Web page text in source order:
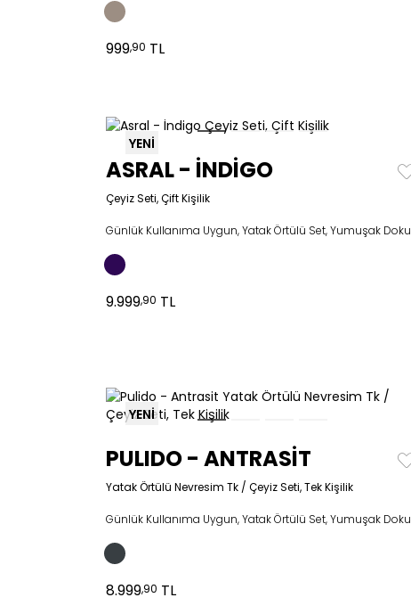
999,90 TL
YENİ
ASRAL - İNDİGO
Çeyiz Seti, Çift Kişilik
Günlük Kullanıma Uygun, Yatak Örtülü Set, Yumuşak Doku
9.999,90 TL
YENİ
PULIDO - ANTRASİT
Yatak Örtülü Nevresim Tk / Çeyiz Seti, Tek Kişilik
Günlük Kullanıma Uygun, Yatak Örtülü Set, Yumuşak Doku
8.999,90 TL